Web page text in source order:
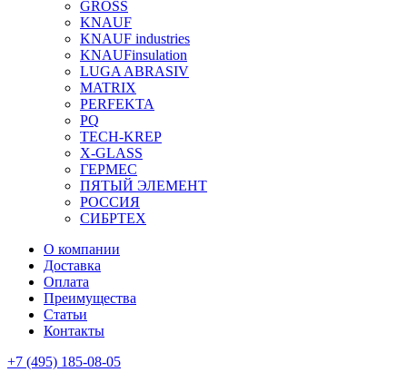
GROSS
KNAUF
KNAUF industries
KNAUFinsulation
LUGA ABRASIV
MATRIX
PERFEKTA
PQ
TECH-KREP
X-GLASS
ГЕРМЕС
ПЯТЫЙ ЭЛЕМЕНТ
РОССИЯ
СИБРТЕХ
О компании
Доставка
Оплата
Преимущества
Статьи
Контакты
+7 (495) 185-08-05